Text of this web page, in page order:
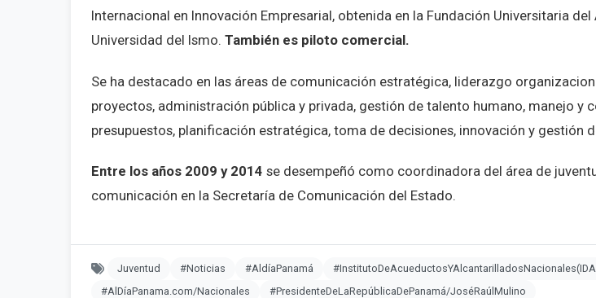
Internacional en Innovación Empresarial, obtenida en la Fundación Universitaria del
Universidad del Ismo. También es piloto comercial.
Se ha destacado en las áreas de comunicación estratégica, liderazgo
proyectos, administración pública y privada, gestión de talento humano, manejo y
presupuestos, planificación estratégica, toma de decisiones, innovación y gestión
Entre los años 2009 y 2014 se desempeñó como coordinadora del área de
comunicación en la Secretaría de Comunicación del Estado.
Juventud #Noticias #AldíaPanamá
#AlDíaPanama.com/Nacionales
#PresidenteDeLaRepúblicaDePanamá/JoséRaúlMulino